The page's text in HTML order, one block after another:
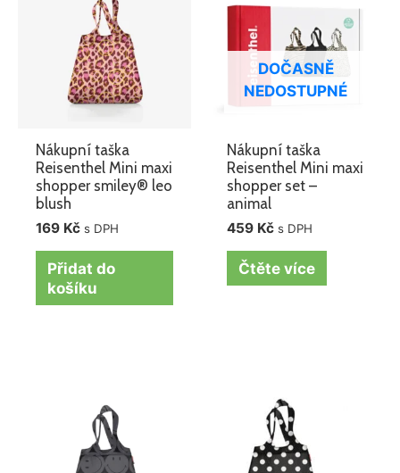
Nákupní taška
Reisenthel Mini maxi
shopper smiley® leo
blush
169 Kč s DPH
Přidat do
košíku
DOČASNĚ
NEDOSTUPNÉ
Nákupní taška
Reisenthel Mini maxi
shopper set –
animal
459 Kč s DPH
Čtěte více